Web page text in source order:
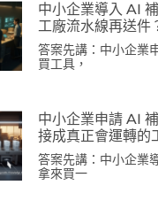
中小企業導入 AI
工廠流水線再送件
答案先講：中小企業
買工具，
中小企業申請 AI
接成真正會運轉的
答案先講：中小企業
拿來買一